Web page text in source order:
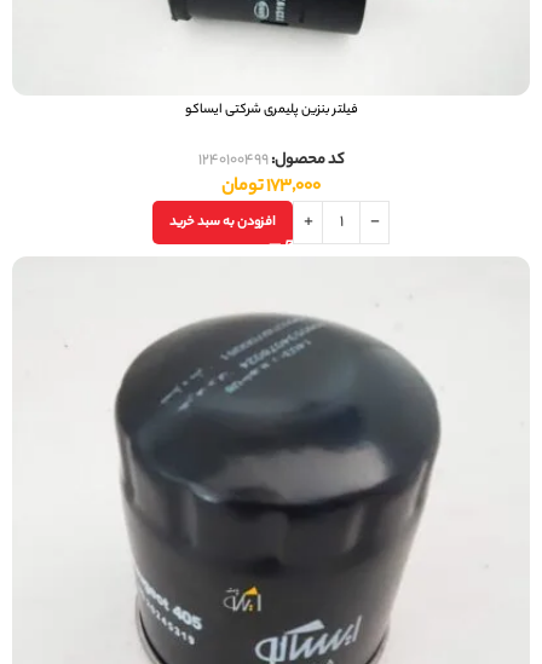
فیلتر بنزین پلیمری شرکتی ایساکو
کد محصول:1240100499
173,000تومان
افزودن به سبد خرید